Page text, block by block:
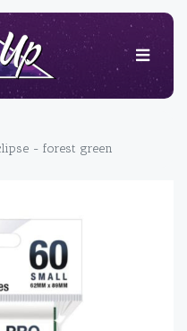
- forest green